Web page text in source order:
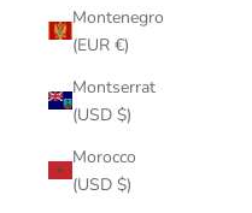
Montenegro
(EUR €)
Montserrat
(USD $)
Morocco
(USD $)